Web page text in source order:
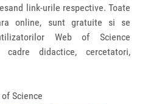
link-urile respective. Toate
online, sunt gratuite si se
Web of Science
cadre didactice, cercetatori,
Science